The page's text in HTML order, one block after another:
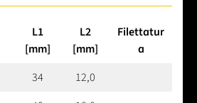
L1
[mm]
L2
[mm]
Filettatur
a
34
12,0